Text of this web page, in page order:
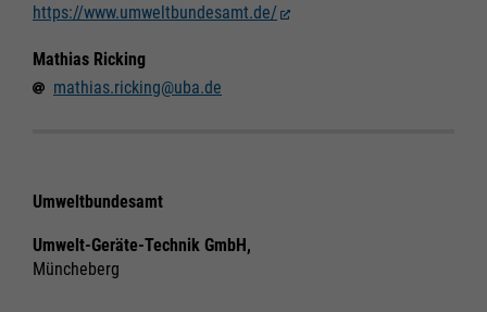
https://www.umweltbundesamt.de/
Mathias Ricking
mathias.ricking@uba.de
Umweltbundesamt
Umwelt-Geräte-Technik GmbH,
Müncheberg